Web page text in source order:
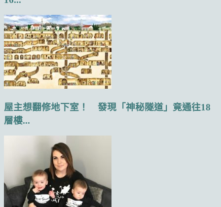
屋主想翻修地下室！ 發現「神秘隧道」竟通往18
層樓...